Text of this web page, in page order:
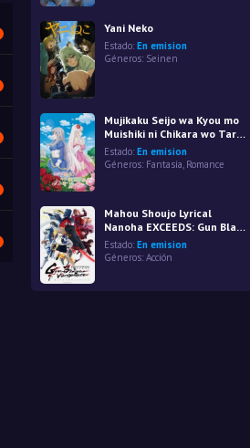
Yani Neko
Estado: En emision
Géneros: Seinen
Mujikaku Seijo wa Kyou mo
Muishiki ni Chikara wo Tare
Nagasu
Estado: En emision
Géneros: Fantasía, Romance
Mahou Shoujo Lyrical
Nanoha EXCEEDS: Gun Blaze
Vengeance
Estado: En emision
Géneros: Acción